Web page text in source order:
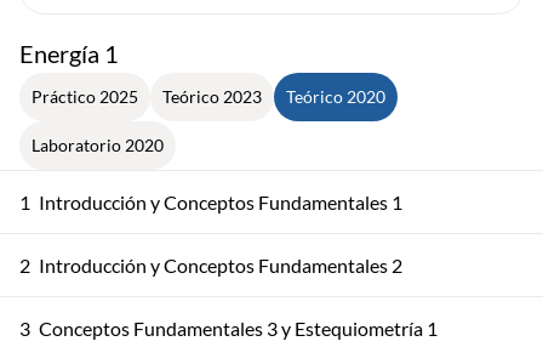
Energía 1
Práctico 2025 Teórico 2023 Teórico 2020
Laboratorio 2020
1 Introducción y Conceptos Fundamentales 1
2 Introducción y Conceptos Fundamentales 2
3 Conceptos Fundamentales 3 y Estequiometría 1